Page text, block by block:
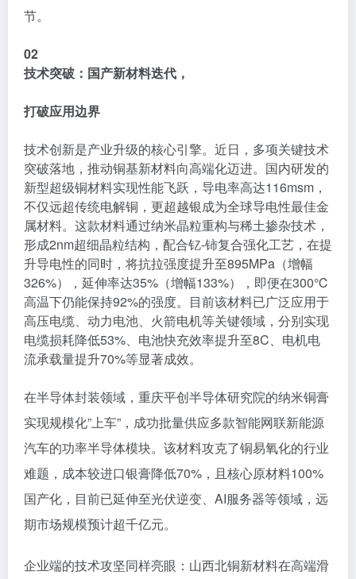
节。
02
技术突破： 国产新材料迭代，
打破应用边界
技术创新是产业升级的核心引擎。近日，多项关键技术
突破落地，推动铜基新材料向高端化迈进。国内研发的
新型超级铜材料实现性能飞跃，导电率高达116msm，
不仅远超传统电解铜，更超越银成为全球导电性最佳金
属材料。这款材料通过纳米晶粒重构与稀土掺杂技术，
形成2nm超细晶粒结构，配合钇-铈复合强化工艺，在提
升导电性的同时，将抗拉强度提升至895MPa（增幅
326%），延伸率达35%（增幅133%），即便在300℃
高温下仍能保持92%的强度。目前该材料已广泛应用于
高压电缆、动力电池、火箭电机等关键领域，分别实现
电缆损耗降低53%、电池快充效率提升至8C、电机电
流承载量提升70%等显著成效。
在半导体封装领域，重庆平创半导体研究院的纳米铜膏
实现规模化”上车”，成功批量供应多款智能网联新能源
汽车的功率半导体模块。该材料攻克了铜易氧化的行业
难题，成本较进口银膏降低70%，且核心原材料100%
国产化，目前已延伸至光伏逆变、AI服务器等领域，远
期市场规模预计超千亿元。
企业端的技术攻坚同样亮眼：山西北铜新材料在高端滑